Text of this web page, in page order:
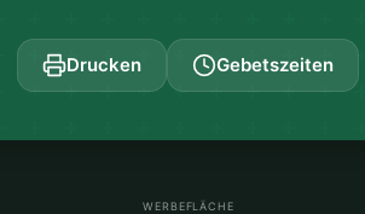
Drucken Gebetszeiten
WERBEFLÄCHE